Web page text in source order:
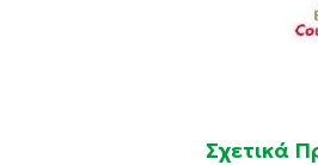
Σχετικά